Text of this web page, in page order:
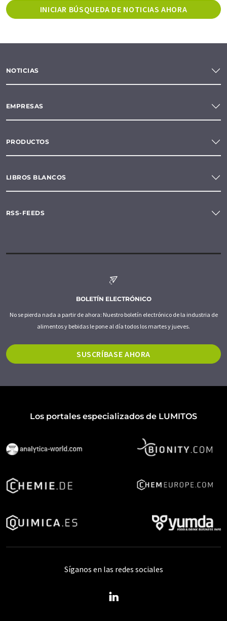
INICIAR BÚSQUEDA DE NOTICIAS AHORA
NOTICIAS
EMPRESAS
PRODUCTOS
LIBROS BLANCOS
RSS-FEEDS
BOLETÍN ELECTRÓNICO
No se pierda nada a partir de ahora: Nuestro boletín electrónico de la industria de
alimentos y bebidas le pone al día todos los martes y jueves.
SUSCRÍBASE AHORA
Los portales especializados de LUMITOS
Síganos en las redes sociales